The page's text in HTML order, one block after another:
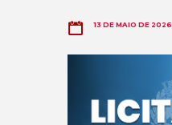
13 DE MAIO DE 2026